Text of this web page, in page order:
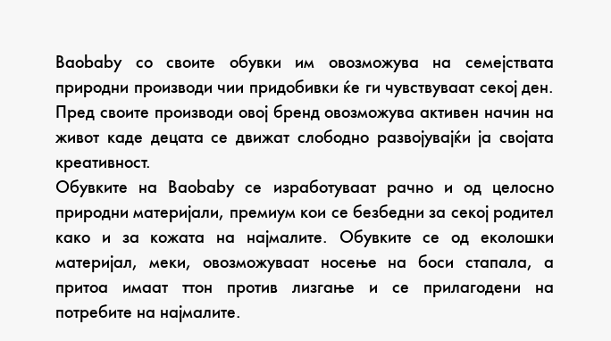
Baobaby со своите обувки им овозможува на семејствата
природни производи чии придобивки ќе ги чувствуваат секој ден.
Пред своите производи овој бренд овозможува активен начин на
живот каде децата се движат слободно развојувајќи ја својата
креативност.
Обувките на Baobaby се изработуваат рачно и од целосно
природни материјали, премиум кои се безбедни за секој родител
како и за кожата на најмалите. Обувките се од еколошки
материјал, меки, овозможуваат носење на боси стапала, а
притоа имаат ттон против лизгање и се прилагодени на
потребите на најмалите.